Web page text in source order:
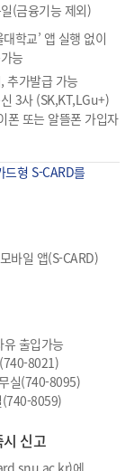
(금융기능 제외)
학교’ 앱 실행 없이
능
추가발급 가능
3사 (SK,KT,LGu+)
폰 또는 알뜰폰 가입자
드형 S-CARD를
바일 앱(S-CARD)
출입가능
740-8021)
실(740-8095)
(740-8059)
신고
)에